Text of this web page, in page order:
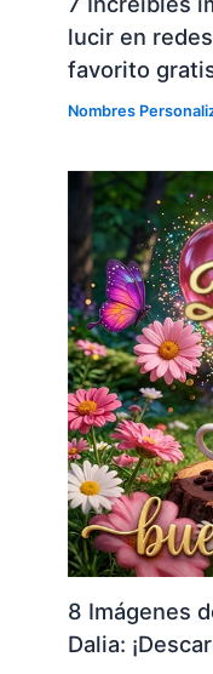
lucir en
favorito
Nombres
8 Imágenes
Dalia: